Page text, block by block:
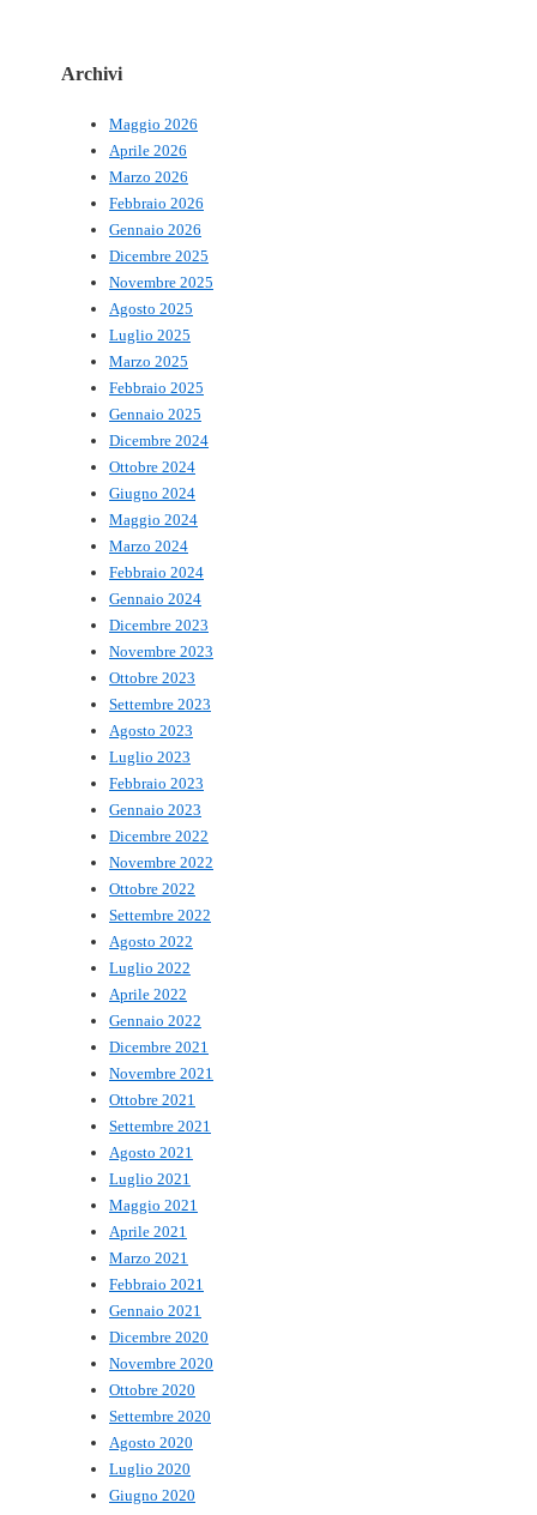
Archivi
Maggio 2026
Aprile 2026
Marzo 2026
Febbraio 2026
Gennaio 2026
Dicembre 2025
Novembre 2025
Agosto 2025
Luglio 2025
Marzo 2025
Febbraio 2025
Gennaio 2025
Dicembre 2024
Ottobre 2024
Giugno 2024
Maggio 2024
Marzo 2024
Febbraio 2024
Gennaio 2024
Dicembre 2023
Novembre 2023
Ottobre 2023
Settembre 2023
Agosto 2023
Luglio 2023
Febbraio 2023
Gennaio 2023
Dicembre 2022
Novembre 2022
Ottobre 2022
Settembre 2022
Agosto 2022
Luglio 2022
Aprile 2022
Gennaio 2022
Dicembre 2021
Novembre 2021
Ottobre 2021
Settembre 2021
Agosto 2021
Luglio 2021
Maggio 2021
Aprile 2021
Marzo 2021
Febbraio 2021
Gennaio 2021
Dicembre 2020
Novembre 2020
Ottobre 2020
Settembre 2020
Agosto 2020
Luglio 2020
Giugno 2020